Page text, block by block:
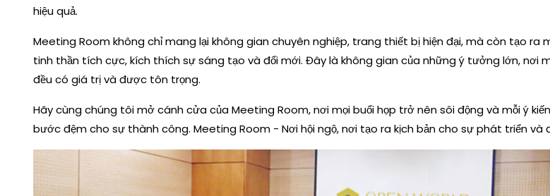
hiệu quả.
Meeting Room không chỉ mang lại không gian chuyên nghiệp, trang thiết bị hiện đại, mà còn tạo ra
tinh thần tích cực, kích thích sự sáng tạo và đổi mới. Đây là không gian của những ý tưởng lớn, nơi
đều có giá trị và được tôn trọng.
Hãy cùng chúng tôi mở cánh cửa của Meeting Room, nơi mọi buổi họp trở nên sôi động và mỗi ý
bước đệm cho sự thành công. Meeting Room - Nơi hội ngộ, nơi tạo ra kịch bản cho sự phát triển và